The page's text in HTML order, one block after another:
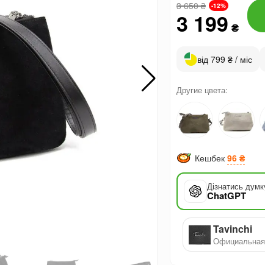
3 650₴ -12%
3 199 ₴
від 799 ₴ / міс
Другие цвета:
Кешбек 96 ₴
Дізнатись
ChatGPT
Tavinchi